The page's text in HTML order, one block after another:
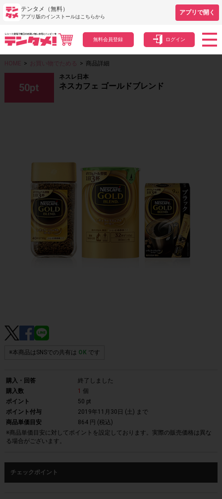
テンタメ（無料）
アプリ版のインストールはこちらから
アプリで開く
無料会員登録 ログイン
HOME > お買い物でためる > 商品詳細
50pt
ネスレ日本
ネスカフェ ゴールドブレンド
※本商品はSNSでの共有は OKです
購入・回答
終了しました
購入数
1 個
ポイント
50 pt
ポイント付与
2019年11月30日 (土) まで
商品単価目安
864 円 (税込)
※商品単価目安に対してポイントを設定しております。実際の販売価格は異な
る場合がございます。
チェックポイント